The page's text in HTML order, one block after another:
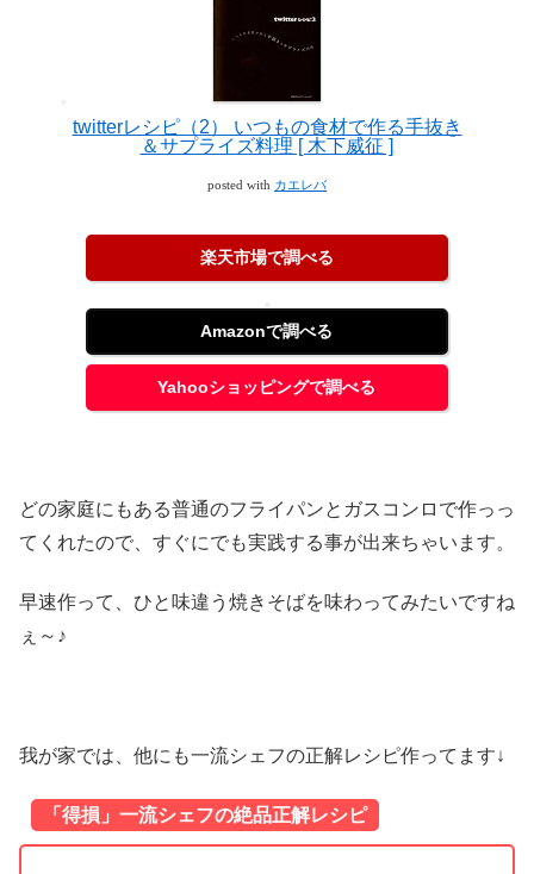
twitterレシピ（2） いつもの食材で作る手抜き
＆サプライズ料理 [ 木下威征 ]
posted with カエレバ
楽天市場で調べる
Amazonで調べる
Yahooショッピングで調べる
どの家庭にもある普通のフライパンとガスコンロで作っっ
てくれたので、すぐにでも実践する事が出来ちゃいます。
早速作って、ひと味違う焼きそばを味わってみたいですね
ぇ～♪
我が家では、他にも一流シェフの正解レシピ作ってます↓
「得損」一流シェフの絶品正解レシピ